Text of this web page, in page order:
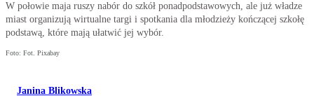
W połowie maja ruszy nabór do szkół ponadpodstawowych, ale już władze
miast organizują wirtualne targi i spotkania dla młodzieży kończącej szkołę
podstawą, które mają ułatwić jej wybór.
Foto: Fot. Pixabay
Janina Blikowska